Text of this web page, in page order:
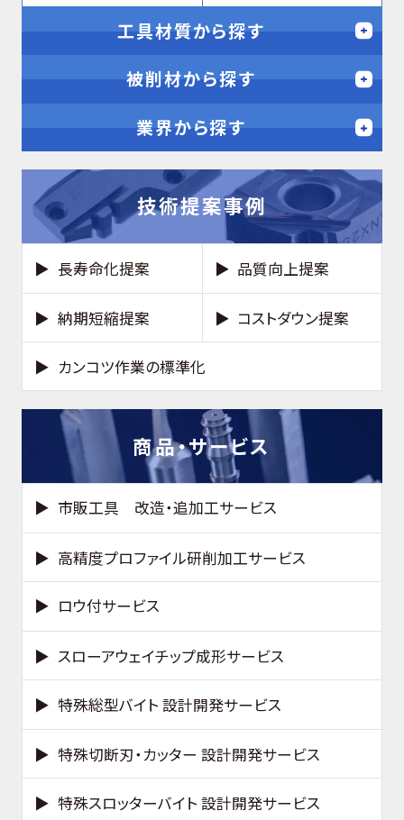
工具材質から探す
被削材から探す
業界から探す
技術提案事例
長寿命化提案 品質向上提案
納期短縮提案 コストダウン提案
カンコツ作業の標準化
商品・サービス
市販工具 改造・追加工サービス
高精度プロファイル研削加工サービス
ロウ付サービス
スローアウェイチップ成形サービス
特殊総型バイト 設計開発サービス
特殊切断刃・カッター 設計開発サービス
特殊スロッターバイト 設計開発サービス